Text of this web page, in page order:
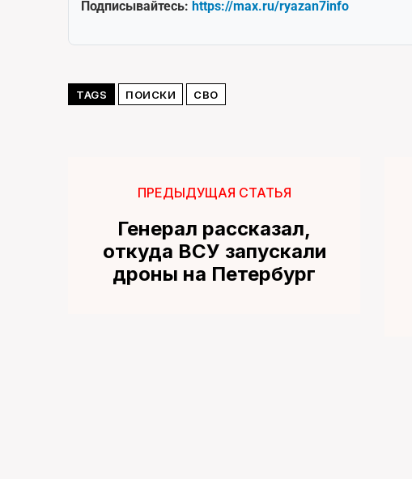
Подписывайтесь: https://max.ru/ryazan7info
TAGS ПОИСКИ СВО
ПРЕДЫДУЩАЯ СТАТЬЯ
Генерал рассказал,
откуда ВСУ запускали
дроны на Петербург